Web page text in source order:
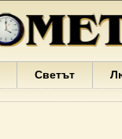
Светът